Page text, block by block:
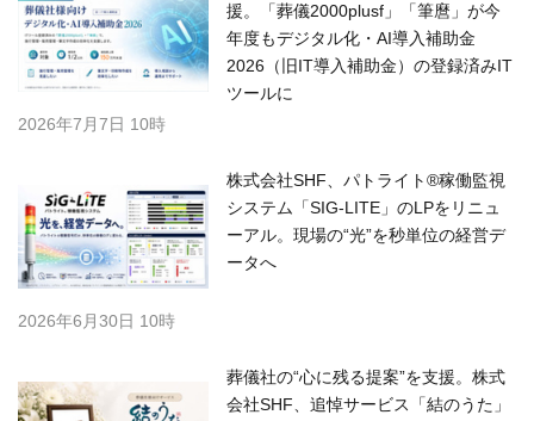
援。「葬儀2000plusf」「筆麿」が今
年度もデジタル化・AI導入補助金
2026（旧IT導入補助金）の登録済みIT
ツールに
2026年7月7日 10時
株式会社SHF、パトライト®稼働監視
システム「SIG-LITE」のLPをリニュ
ーアル。現場の“光”を秒単位の経営デ
ータへ
2026年6月30日 10時
葬儀社の“心に残る提案”を支援。株式
会社SHF、追悼サービス「結のうた」